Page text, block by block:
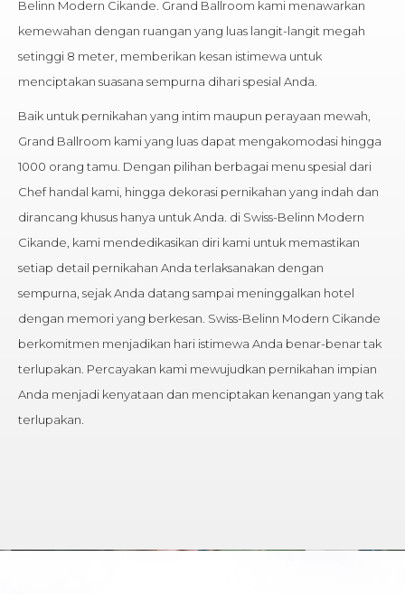
Belinn Modern Cikande. Grand Ballroom kami menawarkan
kemewahan dengan ruangan yang luas langit-langit megah
setinggi 8 meter, memberikan kesan istimewa untuk
menciptakan suasana sempurna dihari spesial Anda.
Baik untuk pernikahan yang intim maupun perayaan mewah,
Grand Ballroom kami yang luas dapat mengakomodasi hingga
1000 orang tamu. Dengan pilihan berbagai menu spesial dari
Chef handal kami, hingga dekorasi pernikahan yang indah dan
dirancang khusus hanya untuk Anda. di Swiss-Belinn Modern
Cikande, kami mendedikasikan diri kami untuk memastikan
setiap detail pernikahan Anda terlaksanakan dengan
sempurna, sejak Anda datang sampai meninggalkan hotel
dengan memori yang berkesan. Swiss-Belinn Modern Cikande
berkomitmen menjadikan hari istimewa Anda benar-benar tak
terlupakan. Percayakan kami mewujudkan pernikahan impian
Anda menjadi kenyataan dan menciptakan kenangan yang tak
terlupakan.